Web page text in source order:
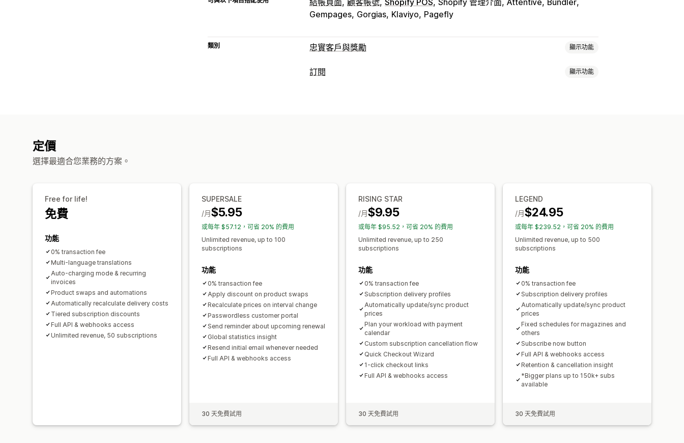
Gempages Gorgias Klaviyo Pagefly
類別 忠實客戶與獎勵 顯示功能
計畫類型
訂閱 顯示功能
定價
選擇最適合您業務的方案。
Free for life!
免費
功能
0% transaction fee
Multi-language translations
Auto-charging mode & recurring
invoices
Product swaps and automations
Automatically recalculate delivery costs
Tiered subscription discounts
Full API & webhooks access
Unlimited revenue, 50 subscriptions
SUPERSALE
$5.95
/月
或每年 $57.12，可省 20% 的費用
Unlimited revenue, up to 100
subscriptions
功能
0% transaction fee
Apply discount on product swaps
Recalculate prices on interval change
Passwordless customer portal
Send reminder about upcoming renewal
Global statistics insight
Resend initial email whenever needed
Full API & webhooks access
30 天免費試用
RISING STAR
$9.95
/月
或每年 $95.52，可省 20% 的費用
Unlimited revenue, up to 250
subscriptions
功能
0% transaction fee
Subscription delivery profiles
Automatically update/sync product
prices
Plan your workload with payment
calendar
Custom subscription cancellation flow
Quick Checkout Wizard
1-click checkout links
Full API & webhooks access
30 天免費試用
LEGEND
$24.95
/月
或每年 $239.52，可省 20% 的費用
Unlimited revenue, up to 500
subscriptions
功能
0% transaction fee
Subscription delivery profiles
Automatically update/sync product
prices
Fixed schedules for magazines and
others
Subscribe now button
Full API & webhooks access
Retention & cancellation insight
*Bigger plans up to 150k+ subs
available
30 天免費試用